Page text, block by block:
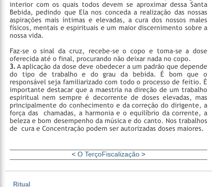
interior com os quais todos devem se aproximar dessa Santa
Bebida, pedindo que Ela nos conceda a realização das nossas
aspirações mais íntimas e elevadas, a cura dos nossos males
físicos, mentais e espirituais e um maior discernimento sobre a
nossa vida.
Faz-se o sinal da cruz, recebe-se o copo e toma-se a dose
oferecida até o final, procurando não deixar nada no copo.
3. A aplicação da dose deve obedecer a um padrão que depende
do tipo de trabalho e do grau da bebida. É bom que o
responsável seja familiarizado com todo o processo de feitio. É
importante destacar que a maestria na direção de um trabalho
espiritual nem sempre é decorrente de doses elevadas, mas
principalmente do conhecimento e da correção do dirigente, a
força das chamadas, a harmonia e o equilíbrio da corrente, a
beleza e bom desempenho da música e do canto. Nos trabalhos
de cura e Concentração podem ser autorizadas doses maiores.
< O TerçoFiscalização >
Ritual